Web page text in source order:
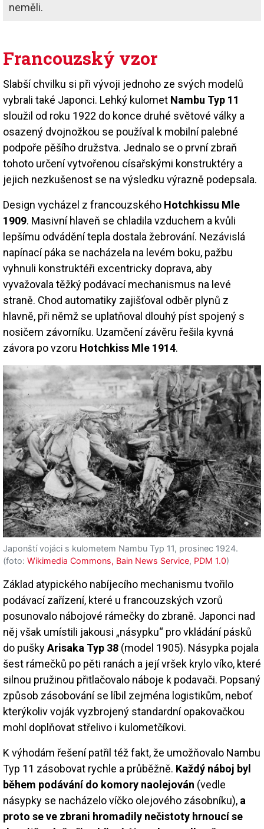
neměli.
Francouzský vzor
Slabší chvilku si při vývoji jednoho ze svých modelů
vybrali také Japonci. Lehký kulomet Nambu Typ 11
sloužil od roku 1922 do konce druhé světové války a
osazený dvojnožkou se používal k mobilní palebné
podpoře pěšího družstva. Jednalo se o první zbraň
tohoto určení vytvořenou císařskými konstruktéry a
jejich nezkušenost se na výsledku výrazně podepsala.
Design vycházel z francouzského Hotchkissu Mle
1909. Masivní hlaveň se chladila vzduchem a kvůli
lepšímu odvádění tepla dostala žebrování. Nezávislá
napínací páka se nacházela na levém boku, pažbu
vyhnuli konstruktéři excentricky doprava, aby
vyvažovala těžký podávací mechanismus na levé
straně. Chod automatiky zajišťoval odběr plynů z
hlavně, při němž se uplatňoval dlouhý píst spojený s
nosičem závorníku. Uzamčení závěru řešila kyvná
závora po vzoru Hotchkiss Mle 1914.
Japonští vojáci s kulometem Nambu Typ 11, prosinec 1924.
(foto: Wikimedia Commons, Bain News Service, PDM 1.0)
Základ atypického nabíjecího mechanismu tvořilo
podávací zařízení, které u francouzských vzorů
posunovalo nábojové rámečky do zbraně. Japonci nad
něj však umístili jakousi „násypku“ pro vkládání pásků
do puškyArisaka Typ 38 (model 1905). Násypka pojala
šest rámečků po pěti ranách a její vršek krylo víko, které
silnou pružinou přitlačovalo náboje k podavači. Popsaný
způsob zásobování se líbil zejména logistikům, neboť
kterýkoliv voják vyzbrojený standardní opakovačkou
mohl doplňovat střelivo i kulometčíkovi.
K výhodám řešení patřil též fakt, že umožňovalo Nambu
Typ 11 zásobovat rychle a průběžně. Každý náboj byl
během podávání do komory naolejován (vedle
násypky se nacházelo víčko olejového zásobníku), a
proto se ve zbrani hromadily nečistoty hrnoucí se